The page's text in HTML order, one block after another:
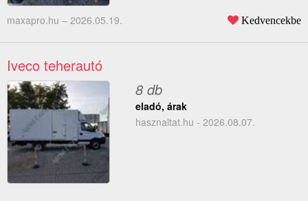
maxapro.hu – 2026.05.19. Kedvencekbe
Iveco teherautó
8 db
eladó, árak
hasznaltat.hu - 2026.08.07.